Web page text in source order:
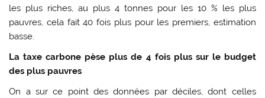
les plus riches, au plus 4 tonnes pour les 10 % les plus
pauvres, cela fait 40 fois plus pour les premiers, estimation
basse.
La taxe carbone pèse plus de 4 fois plus sur le budget
des plus pauvres
On a sur ce point des données par déciles, dont celles